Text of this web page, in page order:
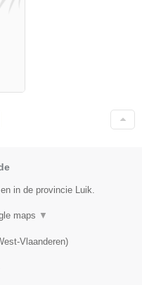
in de provincie Luik.
maps ▼
Vlaanderen)